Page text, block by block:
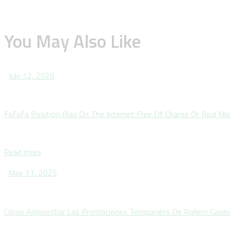
You May Also Like
July 12, 2026
FaFaFa Position Play On The Internet Free Of Charge Or Real
Read more
May 11, 2025
Cómo Aprovechar Las Promociones Temporales De Rollero